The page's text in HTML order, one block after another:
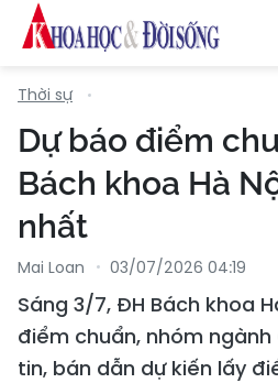
Thời sự
Dự báo điểm
Bách khoa Hà
nhất
Mai Loan 03/07/2026 04:19
Sáng 3/7, ĐH Bách khoa
điểm chuẩn, nhóm
tin, bán dẫn dự kiến lấy